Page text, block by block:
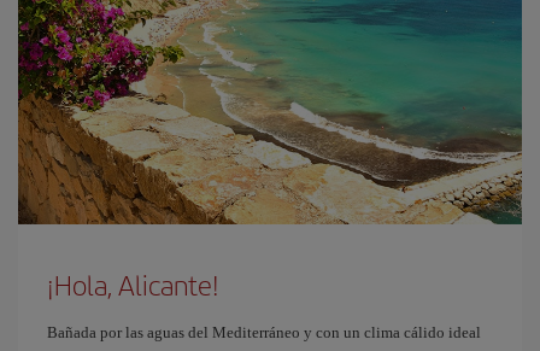
¡Hola, Alicante!
Bañada por las aguas del Mediterráneo y con un clima cálido ideal